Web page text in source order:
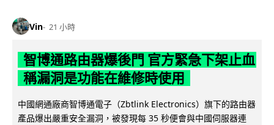
Vin 21 小時
智博通路由器爆後門 官方緊急下架止血
稱漏洞是功能在維修時使用
中國網通廠商智博通電子（Zbtlink Electronics）旗下的路由器
產品爆出嚴重安全漏洞，被發現每 35 秒便會與中國伺服器連